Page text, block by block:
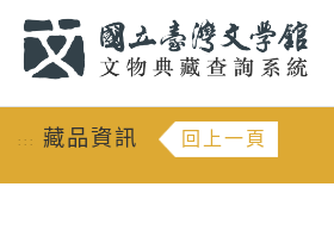
::: 藏品資訊 回上一頁